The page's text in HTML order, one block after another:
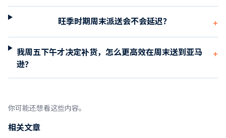
旺季时期周末派送会不会延迟？ +
我周五下午才决定补货，怎么更高效在周末送到亚马
逊？
+
你可能还想看这些内容。
相关文章